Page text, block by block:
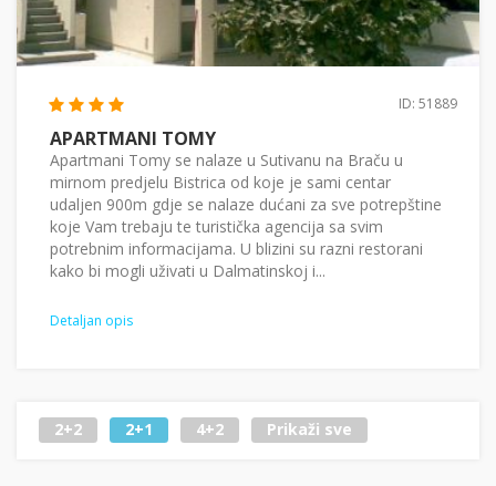
ID: 51889
APARTMANI TOMY
Apartmani Tomy se nalaze u Sutivanu na Braču u
mirnom predjelu Bistrica od koje je sami centar
udaljen 900m gdje se nalaze dućani za sve potrepštine
koje Vam trebaju te turistička agencija sa svim
potrebnim informacijama. U blizini su razni restorani
kako bi mogli uživati u Dalmatinskoj i...
Detaljan opis
2+2 2+1 4+2 Prikaži sve